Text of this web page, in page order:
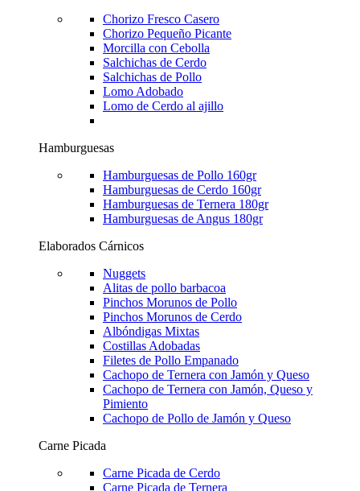
Chorizo Fresco Casero
Chorizo Pequeño Picante
Morcilla con Cebolla
Salchichas de Cerdo
Salchichas de Pollo
Lomo Adobado
Lomo de Cerdo al ajillo
Hamburguesas
Hamburguesas de Pollo 160gr
Hamburguesas de Cerdo 160gr
Hamburguesas de Ternera 180gr
Hamburguesas de Angus 180gr
Elaborados Cárnicos
Nuggets
Alitas de pollo barbacoa
Pinchos Morunos de Pollo
Pinchos Morunos de Cerdo
Albóndigas Mixtas
Costillas Adobadas
Filetes de Pollo Empanado
Cachopo de Ternera con Jamón y Queso
Cachopo de Ternera con Jamón, Queso y
Pimiento
Cachopo de Pollo de Jamón y Queso
Carne Picada
Carne Picada de Cerdo
Carne Picada de Ternera